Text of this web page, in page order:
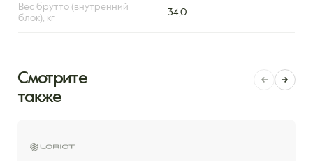
Вес брутто (внутренний
блок), кг
34,0
Смотрите
также